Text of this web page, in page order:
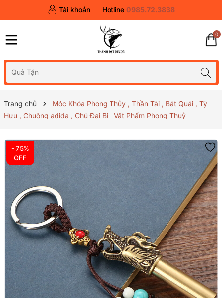
Tài khoản Hotline 0985.72.3838
0
Trang chủ
Móc Khóa Phong Thủy , Thần Tài , Bát Quái , Tỳ
Hưu , Chuông adida , Chú Đại Bi , Vật Phẩm Phong Thuỷ
- 75%
OFF